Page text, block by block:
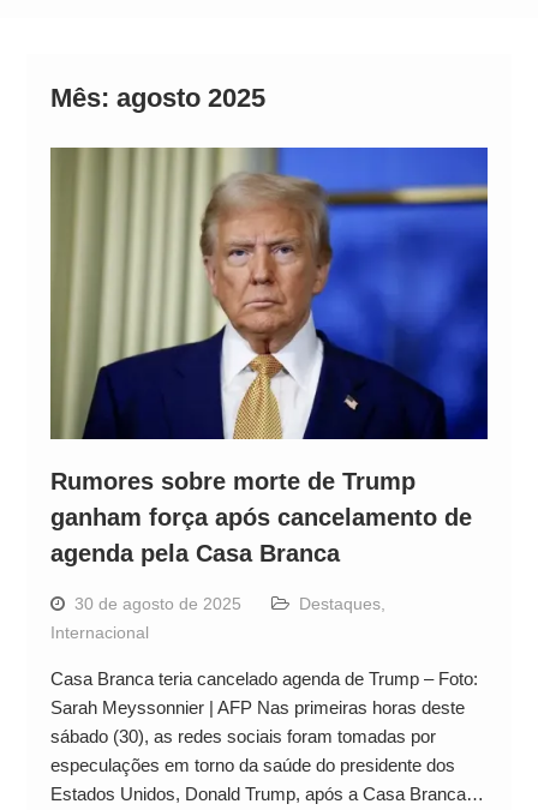
Mês: agosto 2025
Rumores sobre morte de Trump
ganham força após cancelamento de
agenda pela Casa Branca
30 de agosto de 2025 Destaques,
Internacional
Casa Branca teria cancelado agenda de Trump – Foto:
Sarah Meyssonnier | AFP Nas primeiras horas deste
sábado (30), as redes sociais foram tomadas por
especulações em torno da saúde do presidente dos
Estados Unidos, Donald Trump, após a Casa Branca…